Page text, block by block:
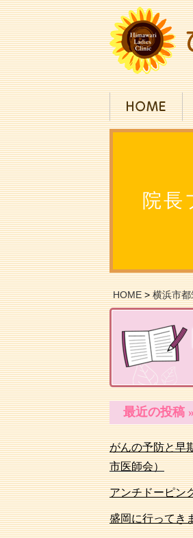
院長
HOME>横浜市
最近の投稿 »
がんの予防と早
市医師会）
アンチドーピン
盛岡に行ってき